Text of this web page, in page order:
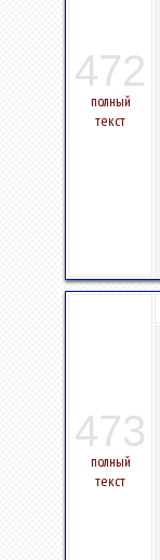
472
полный
текст
473
полный
текст